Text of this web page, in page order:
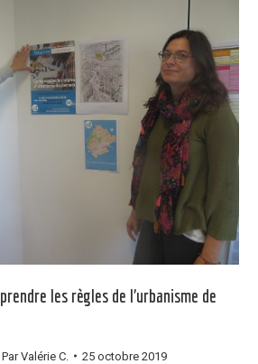
les règles de l’urbanisme de
ParValérie C. 25 octobre 2019